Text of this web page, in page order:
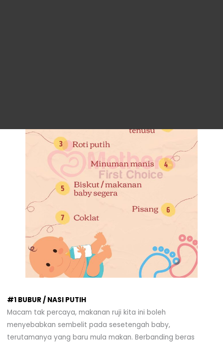
#1 BUBUR / NASI PUTIH
Macam tak percaya, makanan ruji kita ini boleh
menyebabkan sembelit pada sesetengah baby,
terutamanya yang baru mula makan. Berbanding beras